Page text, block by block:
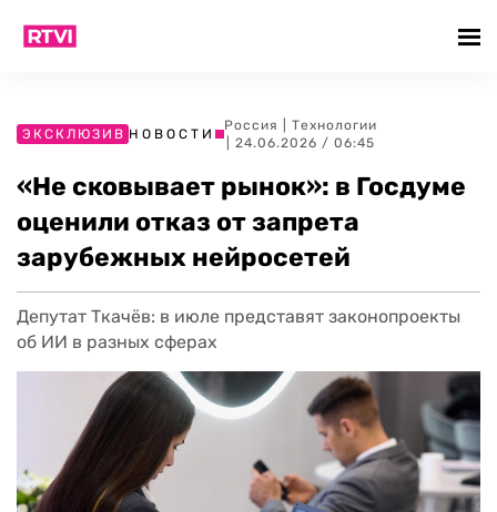
ЭКСКЛЮЗИВ НОВОСТИ
Россия
Технологии
| 24.06.2026 / 06:45
«Не сковывает рынок»: в Госдуме
оценили отказ от запрета
зарубежных нейросетей
Депутат Ткачёв: в июле представят законопроекты
об ИИ в разных сферах